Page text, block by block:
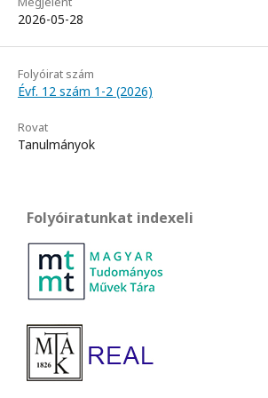
2026-05-28
Folyóirat szám
Évf. 12 szám 1-2 (2026)
Rovat
Tanulmányok
Folyóiratunkat indexeli